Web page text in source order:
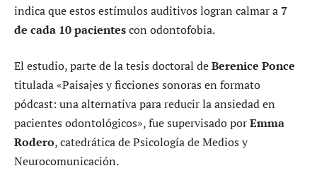
indica que estos estímulos auditivos logran calmar a7
de cada 10 pacientescon odontofobia.
El estudio, parte de la tesis doctoral deBerenice Ponce
titulada «Paisajes y ficciones sonoras en formato
pódcast: una alternativa para reducir la ansiedad en
pacientes odontológicos», fue supervisado porEmma
Rodero, catedrática de Psicología de Medios y
Neurocomunicación.